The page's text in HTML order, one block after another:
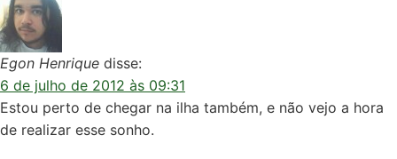
Egon Henrique disse:
6 de julho de 2012 às 09:31
Estou perto de chegar na ilha também, e não vejo a hora
de realizar esse sonho.